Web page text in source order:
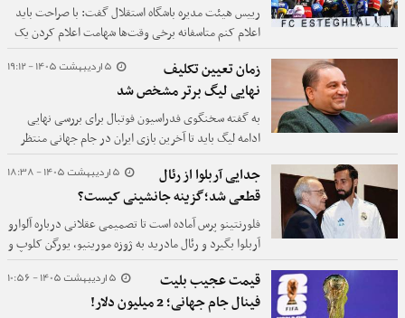
رییس هیئت مدیره باشگاه استقلال گفت: با صراحت باید
اعلام کنم متاسفانه برخی وقت‌ها شهامت اعلام کردن یک
تصمیم را به خاطر فشارهایی که خارج از حوزه ورزش وارد
می‌شود، ندارند.
5 اردیبهشت 1405 - 19:12
زمان تعیین تکلیف
نهایی لیگ برتر مشخص شد
به گفته سخنگوی فدراسیون فوتبال برای بررسی نهایی
ادامه لیگ باید تا آخرین بازی ایران در جام جهانی منتظر
باشیم.
5 اردیبهشت 1405 - 18:38
جدایی آربلوا از رئال
قطعی شد؛گزینه جانشینی کیست؟
فلورنتینو پرس آماده است تا تصمیمی عقلانی درباره آلوارو
آربلوا بگیرد و رئال مادرید به ژوزه مورینیو، یورگن کلوپ و
دیدیه دشان لینک شده است.
5 اردیبهشت 1405 - 10:56
قیمت عجیب بلیت
فینال جام جهانی؛ 2 میلیون دلار!